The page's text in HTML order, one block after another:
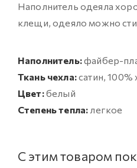
Наполнитель одеяла
клещи, одеяло можно
Наполнитель:файбер-
Ткань чехла:сатин, 100%
Цвет:белый
Степень тепла: легкое
С этим товаром